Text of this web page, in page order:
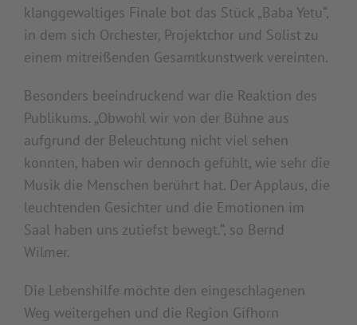
klanggewaltiges Finale bot das Stück „Baba Yetu“,
in dem sich Orchester, Projektchor und Solist zu
einem mitreißenden Gesamtkunstwerk vereinten.
Besonders beeindruckend war die Reaktion des
Publikums. „Obwohl wir von der Bühne aus
aufgrund der Beleuchtung nicht viel sehen
konnten, haben wir dennoch gefühlt, wie sehr die
Musik die Menschen berührt hat. Der Applaus, die
leuchtenden Gesichter und die Emotionen im
Saal haben uns zutiefst bewegt.“, so Bernd
Wilmer.
Die Lebenshilfe möchte den eingeschlagenen
Weg weitergehen und die Region Gifhorn